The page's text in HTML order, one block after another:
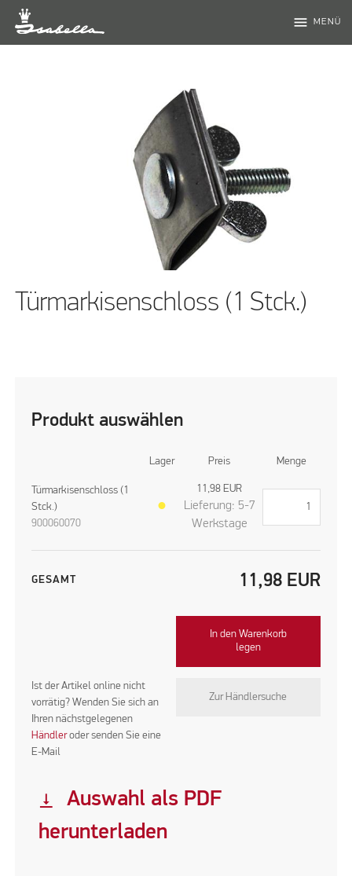
menu MENÜ
Türmarkisenschloss (1 Stck.)
Produkt auswählen
Lager Preis Menge
Türmarkisenschloss (1
Stck.)
900060070
●
11,98 EUR
Lieferung: 5-7
Werkstage
GESAMT 11,98 EUR
In den Warenkorb
legen
Ist der Artikel online nicht
vorrätig? Wenden Sie sich an
Ihren nächstgelegenen
Händleroder senden Sie eine
E-Mail
Zur Händlersuche
vertical_align_bottom
Auswahl als PDF
herunterladen